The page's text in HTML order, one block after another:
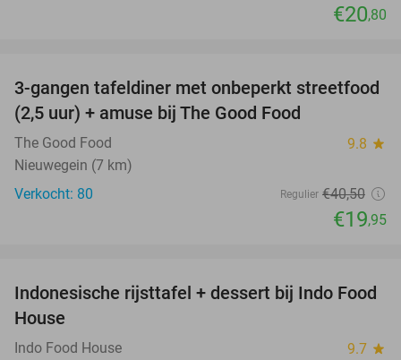
€20,80
51%
3-gangen tafeldiner met onbeperkt streetfood
(2,5 uur) + amuse bij The Good Food
The Good Food 9.8 star
Nieuwegein (7 km)
Verkocht: 80
Regulier €40,50
€19,95
38%
Indonesische rijsttafel + dessert bij Indo Food
House
Indo Food House 9.7 star